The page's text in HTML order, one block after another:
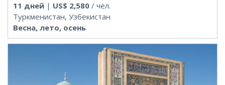
11 дней | US$ 2,580 / чел.
Туркменистан, Узбекистан
Весна, лето, осень